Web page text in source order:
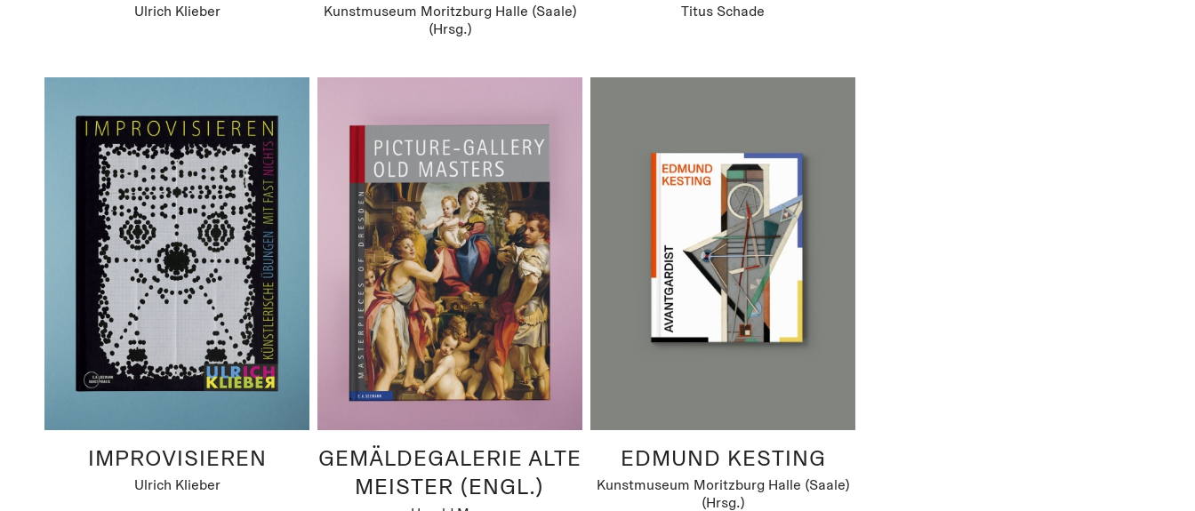
Ulrich Klieber
Kunstmuseum Moritzburg Halle (Saale)
(Hrsg.)
Titus Schade
IMPROVISIEREN
Ulrich Klieber
GEMÄLDEGALERIE ALTE
MEISTER (ENGL.)
EDMUND KESTING
Kunstmuseum Moritzburg Halle (Saale)
(Hrsg.)